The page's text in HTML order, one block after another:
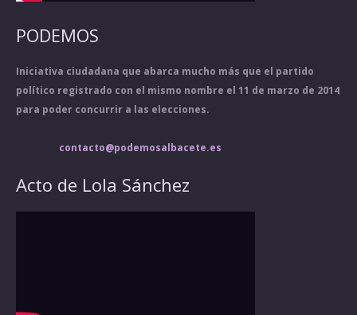
PODEMOS
Iniciativa ciudadana que abarca mucho más que el partido
político registrado con el mismo nombre el 11 de marzo de 2014
para poder concurrir a las elecciones.
contacto@podemosalbacete.es
Acto de Lola Sánchez